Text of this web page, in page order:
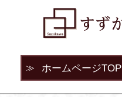
≫ ホームページTOP